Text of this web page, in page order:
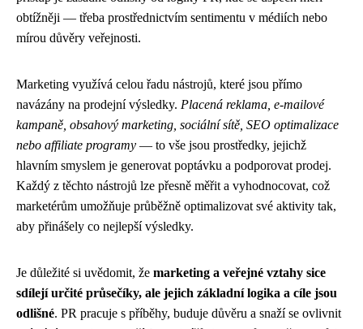
obtížněji — třeba prostřednictvím sentimentu v médiích nebo
mírou důvěry veřejnosti.
Marketing využívá celou řadu nástrojů, které jsou přímo
navázány na prodejní výsledky. Placená reklama, e-mailové
kampaně, obsahový marketing, sociální sítě, SEO optimalizace
nebo affiliate programy — to vše jsou prostředky, jejichž
hlavním smyslem je generovat poptávku a podporovat prodej.
Každý z těchto nástrojů lze přesně měřit a vyhodnocovat, což
marketérům umožňuje průběžně optimalizovat své aktivity tak,
aby přinášely co nejlepší výsledky.
Je důležité si uvědomit, že marketing a veřejné vztahy sice
sdílejí určité průsečíky, ale jejich základní logika a cíle jsou
odlišné. PR pracuje s příběhy, buduje důvěru a snaží se ovlivnit